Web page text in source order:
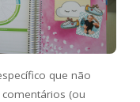
que não
(ou